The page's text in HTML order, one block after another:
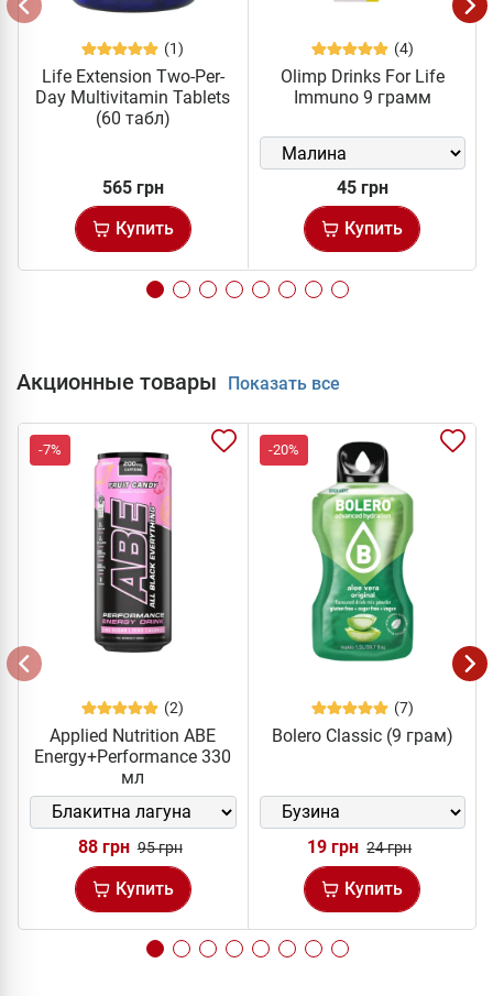
(1)
Life Extension Two-Per-
Day Multivitamin Tablets
(60 табл)
565 грн
Купить
(4)
Olimp Drinks For Life
Immuno 9 грамм
45 грн
Купить
Акционные товары Показать все
-7%
(2)
Applied Nutrition ABE
Energy+Performance 330
мл
88 грн 95 грн
Купить
-20%
(7)
Bolero Classic (9 грам)
19 грн 24 грн
Купить